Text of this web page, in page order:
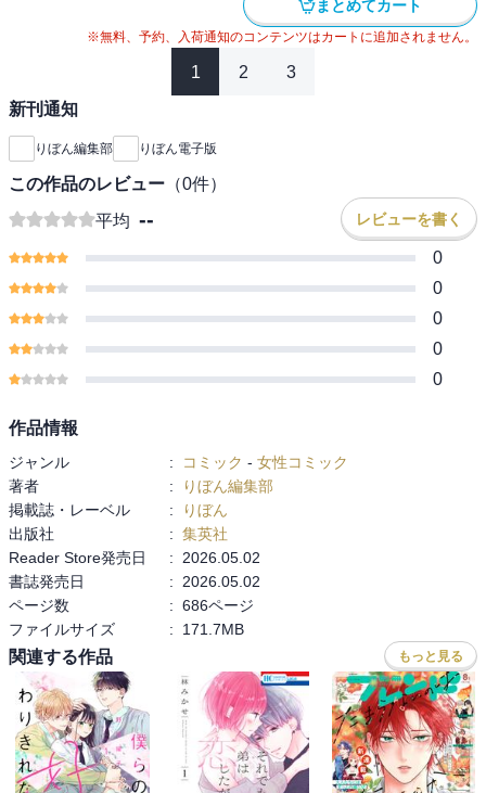
まとめてカート
※無料、予約、入荷通知のコンテンツはカートに追加されません。
1 2 3
新刊通知
りぼん編集部 りぼん電子版
この作品のレビュー （0件）
平均 -- レビューを書く
0
0
0
0
0
作品情報
ジャンル : コミック - 女性コミック
著者
:
りぼん編集部
掲載誌・レーベル
:
りぼん
出版社
: 集英社
Reader Store発売日
:
2026.05.02
書誌発売日
:
2026.05.02
ページ数
: 686ページ
ファイルサイズ
: 171.7MB
関連する作品 もっと見る